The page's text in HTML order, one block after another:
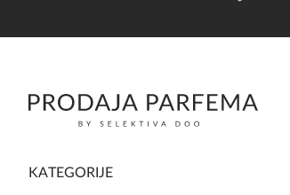
KATEGORIJE